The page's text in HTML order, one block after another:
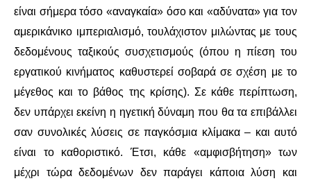
είναι σήμερα τόσο «αναγκαία» όσο και «αδύνατα» για τον
αμερικάνικο ιμπεριαλισμό, τουλάχιστον μιλώντας με τους
δεδομένους ταξικούς συσχετισμούς (όπου η πίεση του
εργατικού κινήματος καθυστερεί σοβαρά σε σχέση με το
μέγεθος και το βάθος της κρίσης). Σε κάθε περίπτωση,
δεν υπάρχει εκείνη η ηγετική δύναμη που θα τα επιβάλλει
σαν συνολικές λύσεις σε παγκόσμια κλίμακα – και αυτό
είναι το καθοριστικό. Έτσι, κάθε «αμφισβήτηση» των
μέχρι τώρα δεδομένων δεν παράγει κάποια λύση και